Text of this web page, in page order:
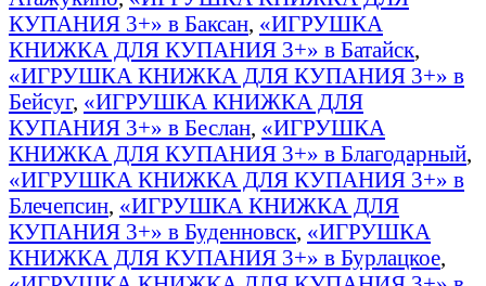
КУПАНИЯ 3+» в Баксан, «ИГРУШКА
КНИЖКА ДЛЯ КУПАНИЯ 3+» в Батайск,
«ИГРУШКА КНИЖКА ДЛЯ КУПАНИЯ 3+» в
Бейсуг, «ИГРУШКА КНИЖКА ДЛЯ
КУПАНИЯ 3+» в Беслан, «ИГРУШКА
КНИЖКА ДЛЯ КУПАНИЯ 3+» в Благодарный,
«ИГРУШКА КНИЖКА ДЛЯ КУПАНИЯ 3+» в
Блечепсин, «ИГРУШКА КНИЖКА ДЛЯ
КУПАНИЯ 3+» в Буденновск, «ИГРУШКА
КНИЖКА ДЛЯ КУПАНИЯ 3+» в Бурлацкое,